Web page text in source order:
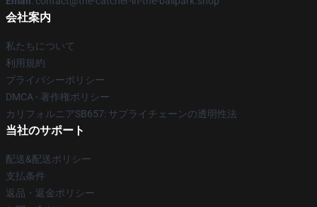
会社案内
私たちについて
利用規約
プライバシーポリシー
DMCA - 著作権ポリシー
カリフォルニアSB657: サプライチェーンの透明性法
当社のサポート
配送&配送ポリシー
支払条件
返品・返金ポリシー